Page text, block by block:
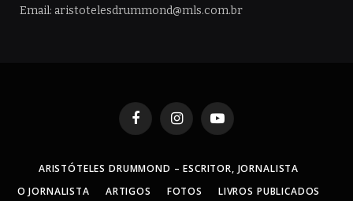
Email: aristotelesdrummond@mls.com.br
FacebookInstagramYouTube
ARISTÓTELES DRUMMOND – ESCRITOR, JORNALISTA
O JORNALISTA
ARTIGOS FOTOS LIVROS PUBLICADOS